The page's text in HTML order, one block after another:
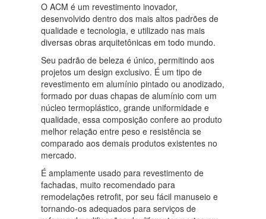
O ACM é um revestimento inovador,
desenvolvido dentro dos mais altos padrões de
qualidade e tecnologia, e utilizado nas mais
diversas obras arquitetônicas em todo mundo.
Seu padrão de beleza é único, permitindo aos
projetos um design exclusivo. É um tipo de
revestimento em alumínio pintado ou anodizado,
formado por duas chapas de alumínio com um
núcleo termoplástico, grande uniformidade e
qualidade, essa composição confere ao produto
melhor relação entre peso e resistência se
comparado aos demais produtos existentes no
mercado.
É amplamente usado para revestimento de
fachadas, muito recomendado para
remodelações retrofit, por seu fácil manuseio e
tornando-os adequados para serviços de